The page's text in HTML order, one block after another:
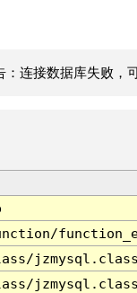
：连接数据库失败，